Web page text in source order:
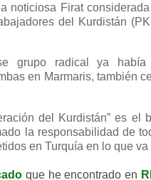
noticiosa Firat
del Kurdistán
grupo radical ya había
en Marmaris, también
del Kurdistán” es el
la responsabilidad de
en Turquía en lo que va
que he encontrado en